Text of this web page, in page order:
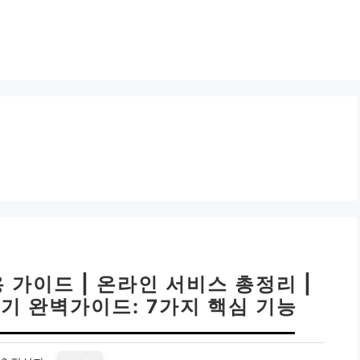
이드 | 온라인 서비스 총정리 |
완벽가이드: 7가지 핵심 기능